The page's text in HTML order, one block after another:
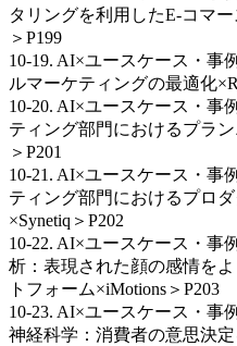
タリングを利用したE-コマ
＞P199
10-19. AI×ユースケース・事
ルマーケティングの最適化
10-20. AI×ユースケース・事
ティング部門におけるプラ
＞P201
10-21. AI×ユースケース・事
ティング部門におけるプロ
×Synetiq＞P202
10-22. AI×ユースケース・事
析：表現された顔の感情を
トフォーム×iMotions＞P203
10-23. AI×ユースケース・事
神経科学：消費者の意思決